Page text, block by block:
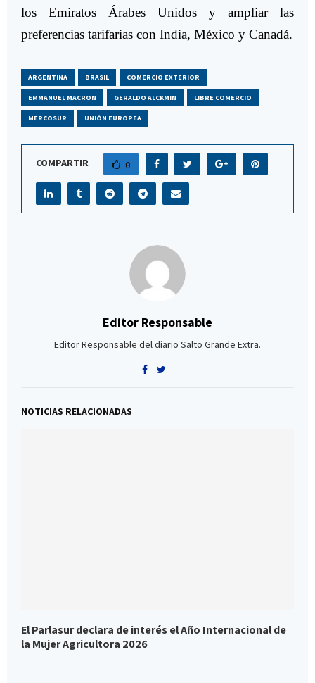
los Emiratos Árabes Unidos y ampliar las
preferencias tarifarias con India, México y Canadá.
ARGENTINA BRASIL COMERCIO EXTERIOR
EMMANUEL MACRON GERALDO ALCKMIN LIBRE COMERCIO
MERCOSUR UNIÓN EUROPEA
COMPARTIR 0
Editor Responsable
Editor Responsable del diario Salto Grande Extra.
NOTICIAS RELACIONADAS
El Parlasur declara de interés el Año Internacional de
la Mujer Agricultora 2026